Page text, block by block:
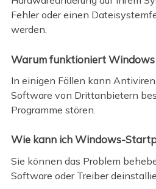
Fehler oder einen
werden.
Warum funktioniert
In einigen Fällen kann
Software von Drittanbietern
Programme stören.
Wie kann ich Windows-
Sie können das Problem
Software oder Treiber